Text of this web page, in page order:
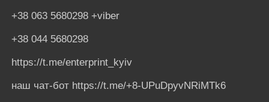
+38 063 5680298 +viber
+38 044 5680298
https://t.me/enterprint_kyiv
наш чат-бот https://t.me/+8-UPuDpyvNRiMTk6